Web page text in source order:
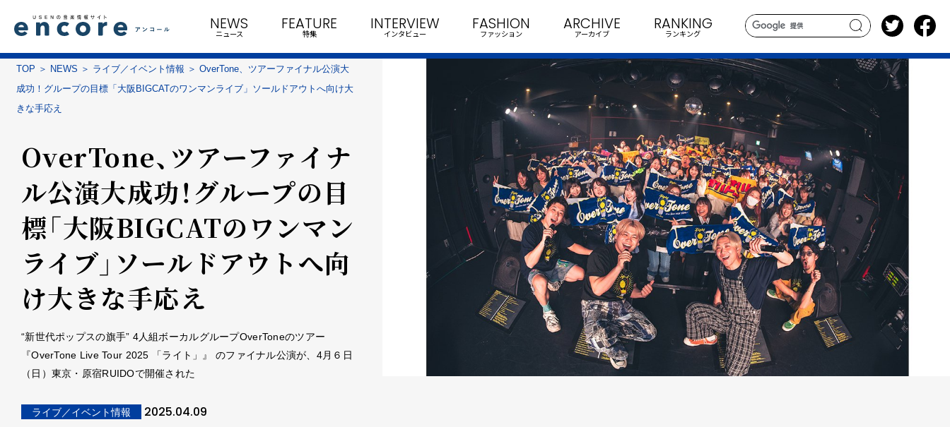
search
NEWS
ニュース
FEATURE
特集
INTERVIEW
インタビュー
FASHION
ファッション
ARCHIVE
アーカイブ
RANKING
ランキング
TOP NEWS ライブ／イベント情報
OverTone、ツアーファイナル公演大
成功！グループの目標「大阪BIGCATのワンマンライブ」ソールドアウトへ向け大
きな手応え
OverTone、ツアーファイナ
ル公演大成功！グループの目
標「大阪BIGCATのワンマン
ライブ」ソールドアウトへ向
け大きな手応え
“新世代ポップスの旗手” 4人組ボーカルグループOverToneのツアー
『OverTone Live Tour 2025 「ライト」』 のファイナル公演が、4月６日
（日）東京・原宿RUIDOで開催された
ライブ／イベント情報 2025.04.09